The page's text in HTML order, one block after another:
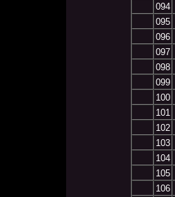
094
095
096
097
098
099
100
101
102
103
104
105
106